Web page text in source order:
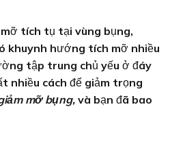
tích tụ tại vùng bụng,
khuynh hướng tích mỡ nhiều
tập trung chủ yếu ở đáy
nhiều cách để giảm trọng
mỡ bụng, và bạn đã bao